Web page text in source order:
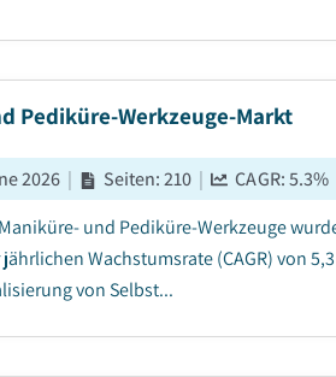
Pediküre-Werkzeuge-Markt
2026 | Seiten:210 | CAGR:5.3%
und Pediküre-Werkzeuge
Wachstumsrate (CAGR) von
von Selbst...